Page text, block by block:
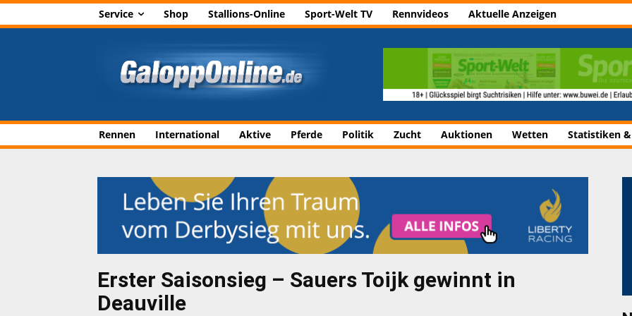
Service Shop Stallions-Online Sport-Welt TV Rennvideos Aktuelle Anzeigen
Rennen International Aktive Pferde Politik Zucht Auktionen Wetten Statistiken
Erster Saisonsieg – Sauers Toijk gewinnt in
Deauville